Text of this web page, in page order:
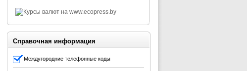
Справочная информация
Междугородние телефонные коды